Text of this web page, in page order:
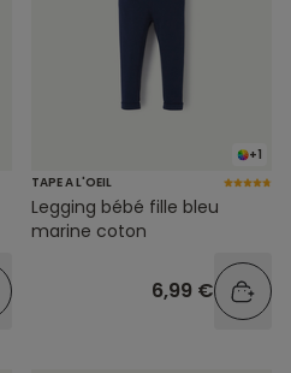
+1
TAPE A L'OEIL
Legging bébé fille bleu
marine coton
6,99 €